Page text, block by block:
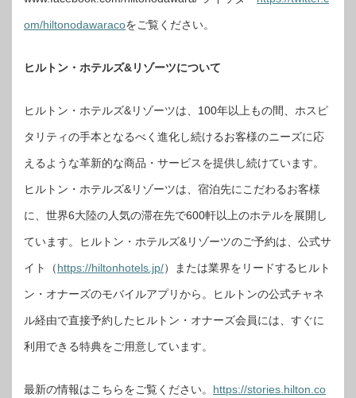
om/hiltonodawaracoをご覧ください。
ヒルトン・ホテルズ&リゾーツについて
ヒルトン・ホテルズ&リゾーツは、100年以上もの間、ホスピ
タリティの手本となるべく進化し続けるお客様のニーズに応
えるような革新的な商品・サービスを提供し続けています。
ヒルトン・ホテルズ&リゾーツは、宿泊先にこだわるお客様
に、世界6大陸の人気の滞在先で600軒以上のホテルを展開し
ています。ヒルトン・ホテルズ&リゾーツのご予約は、公式サ
イト（https://hiltonhotels.jp/）または業界をリードするヒルト
ン・オナーズのモバイルアプリから。ヒルトンの公式チャネ
ル経由で直接予約したヒルトン・オナーズ会員には、すぐに
利用できる特典をご用意しています。
最新の情報はこちらをご覧ください。 https://stories.hilton.co